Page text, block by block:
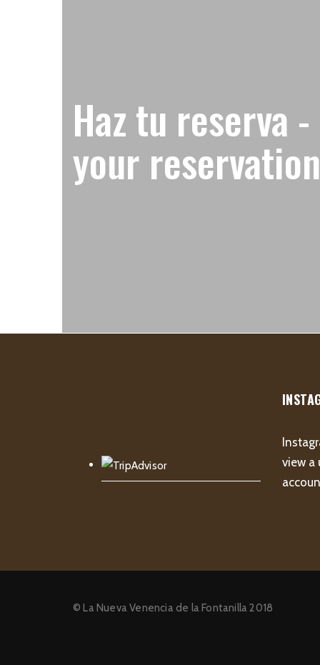
Haz tu reserva
your reservation
view a
© La Nueva Venencia de la Fontanilla 2018